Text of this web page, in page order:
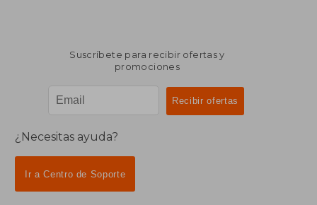
Suscríbete para recibir ofertas y
promociones
¿Necesitas ayuda?
Ir a Centro de Soporte